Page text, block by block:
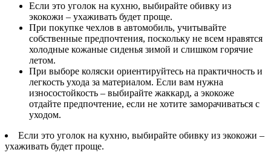
Если это уголок на кухню, выбирайте обивку из
экокожи – ухаживать будет проще.
При покупке чехлов в автомобиль, учитывайте
собственные предпочтения, поскольку не всем нравятся
холодные кожаные сиденья зимой и слишком горячие
летом.
При выборе коляски ориентируйтесь на практичность и
легкость ухода за материалом. Если вам нужна
износостойкость – выбирайте жаккард, а экокоже
отдайте предпочтение, если не хотите заморачиваться с
уходом.
Если это уголок на кухню, выбирайте обивку из экокожи –
ухаживать будет проще.